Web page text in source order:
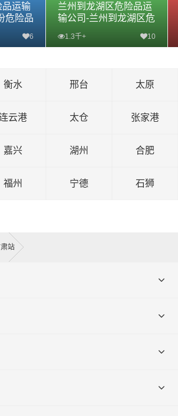
品运输
危险品
6
兰州到龙湖区危险品运
输公司-兰州到龙湖区危
湖区危险品专线
1.3千+ 10
衡水 邢台 太原
云港 太仓 张家港
嘉兴 湖州 合肥
福州 宁德 石狮
站